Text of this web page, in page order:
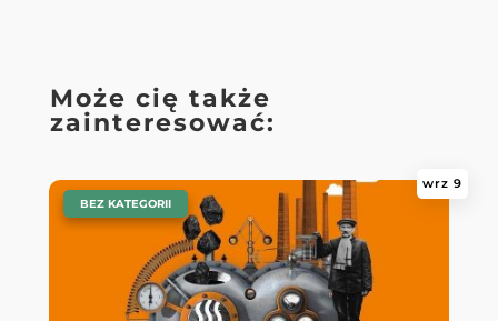
Może cię także
zainteresować:
wrz 9
BEZ KATEGORII